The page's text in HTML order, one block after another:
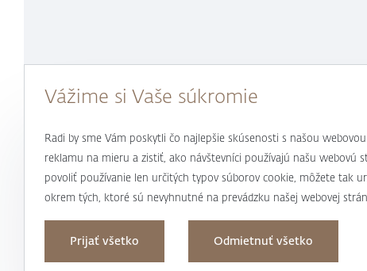
Vážime si Vaše súkromie
Radi by sme Vám poskytli čo najlepšie skúsenosti s našou
reklamu na mieru a zistiť, ako návštevníci používajú našu webovú
povoliť používanie len určitých typov súborov cookie, môžete tak
okrem tých, ktoré sú nevyhnutné na prevádzku našej webovej
Prijať všetko Odmietnuť všetko